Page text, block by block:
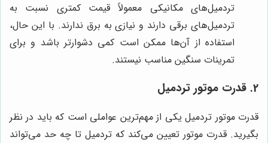
تردمیل‌های مکانیکی معمولاً قیمت کمتری نسبت به
تردمیل‌های برقی دارند و نیازی به برق ندارند. با این حال،
استفاده از آن‌ها ممکن است کمی دشوارتر باشد و برای
تمرینات سنگین مناسب نیستند.
2. قدرت موتور تردمیل
قدرت موتور تردمیل یکی از مهم‌ترین عواملی است که باید در نظر
بگیرید. قدرت موتور تعیین می‌کند که تردمیل تا چه حد می‌تواند